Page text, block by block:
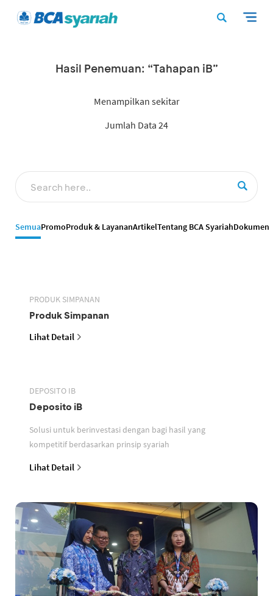
Hasil Penemuan: “Tahapan iB”
Menampilkan sekitar
Jumlah Data 24
SemuaPromoProduk & LayananArtikelTentang BCA SyariahDokumen
PRODUK SIMPANAN
Produk Simpanan
Lihat Detail
DEPOSITO IB
Deposito iB
Solusi untuk berinvestasi dengan bagi hasil yang
kompetitif berdasarkan prinsip syariah
Lihat Detail